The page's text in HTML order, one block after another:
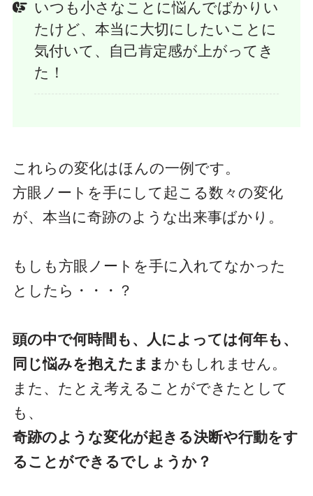
いつも小さなことに悩んでばかりい
たけど、本当に大切にしたいことに
気付いて、自己肯定感が上がってき
た！
これらの変化はほんの一例です。
方眼ノートを手にして起こる数々の変化
が、本当に奇跡のような出来事ばかり。
もしも方眼ノートを手に入れてなかった
としたら・・・？
頭の中で何時間も、人によっては何年も、
同じ悩みを抱えたまま かもしれません。
また、たとえ考えることができたとして
も、
奇跡のような変化が起きる決断や行動をす
ることができるでしょうか？